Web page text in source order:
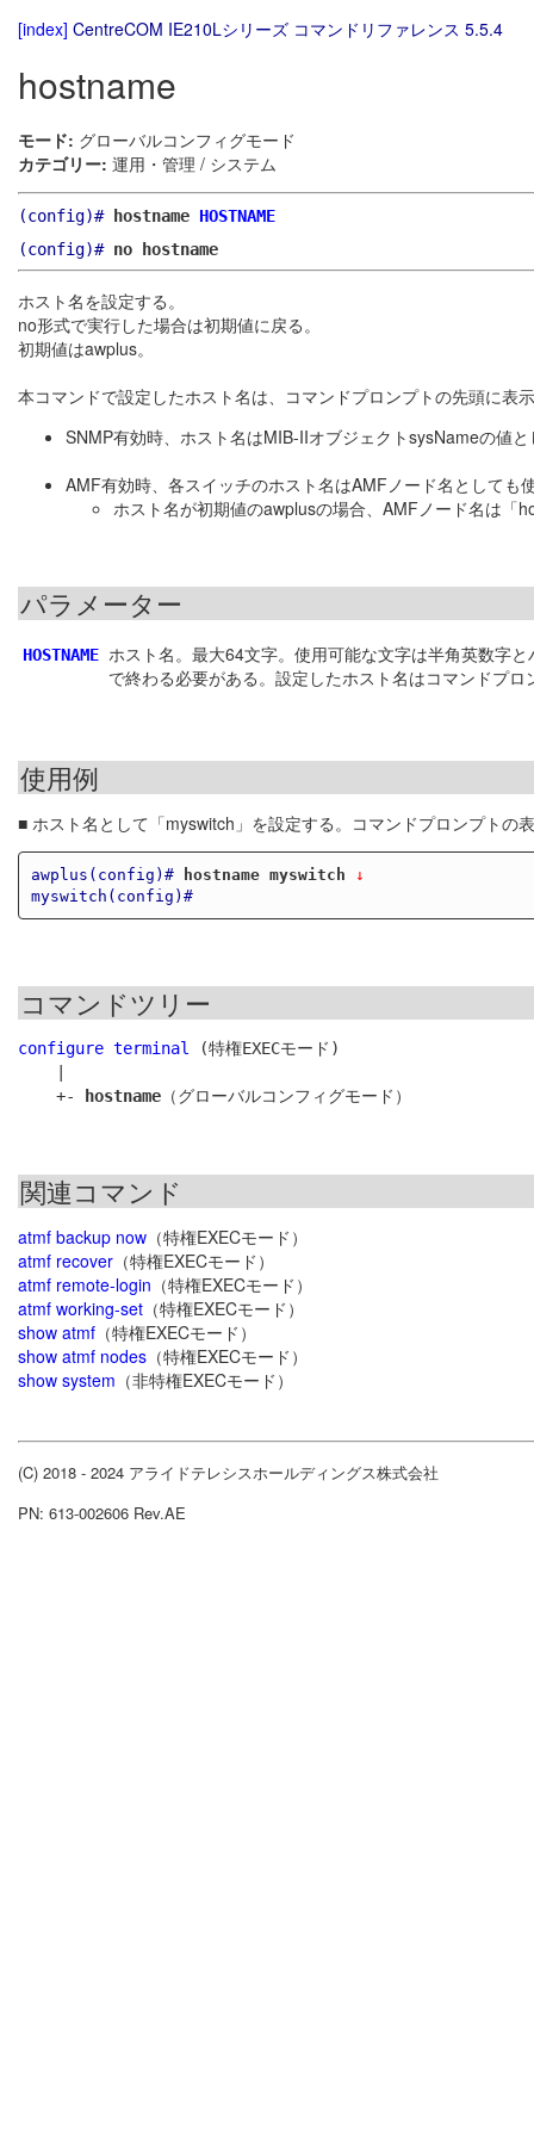
[index] CentreCOM IE210Lシリーズ コマンドリファレンス 5.5.4
hostname
モード: グローバルコンフィグモード
カテゴリー: 運用・管理 / システム
(config)# hostname HOSTNAME
(config)# no hostname
ホスト名を設定する。
no形式で実行した場合は初期値に戻る。
初期値はawplus。
本コマンドで設定したホスト名は、コマンドプロンプトの先頭に表
SNMP有効時、ホスト名はMIB-IIオブジェクトsysNameの値
AMF有効時、各スイッチのホスト名はAMFノード名としても
ホスト名が初期値のawplusの場合、AMFノード名は「
パラメーター
HOSTNAME ホスト名。最大64文字。使用可能な文字は半角英数字
で終わる必要がある。設定したホスト名はコマンドプ
使用例
■ ホスト名として「myswitch」を設定する。コマンドプロンプトの
awplus(config)# hostname myswitch ↓
myswitch(config)#
コマンドツリー
configure terminal
(特権EXECモード)
    +-
hostname
関連コマンド
atmf backup now （特権EXECモード）
atmf recover （特権EXECモード）
atmf remote-login （特権EXECモード）
atmf working-set （特権EXECモード）
show atmf （特権EXECモード）
show atmf nodes （特権EXECモード）
show system （非特権EXECモード）
(C) 2018 - 2024 アライドテレシスホールディングス株式会社
PN: 613-002606 Rev.AE